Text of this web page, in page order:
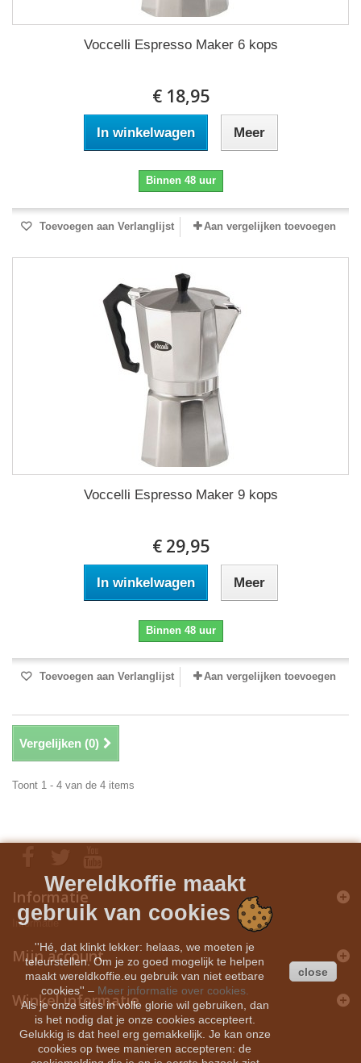
Voccelli Espresso Maker 6 kops
€ 18,95
In winkelwagen Meer
Binnen 48 uur
Toevoegen aan Verlanglijst Aan vergelijken toevoegen
Voccelli Espresso Maker 9 kops
€ 29,95
In winkelwagen Meer
Binnen 48 uur
Toevoegen aan Verlanglijst Aan vergelijken toevoegen
Vergelijken (0)
Toont 1 - 4 van de 4 items
Informatie
Informatie
Mijn account
Winkel informatie
Wereldkoffie maakt
gebruik van cookies
''Hé, dat klinkt lekker: helaas, we moeten je
teleurstellen. Om je zo goed mogelijk te helpen
maakt wereldkoffie.eu gebruik van niet eetbare
cookies'' – Meer informatie over cookies.
Als je onze sites in volle glorie wil gebruiken, dan
is het nodig dat je onze cookies accepteert.
Gelukkig is dat heel erg gemakkelijk. Je kan onze
cookies op twee manieren accepteren: de
close